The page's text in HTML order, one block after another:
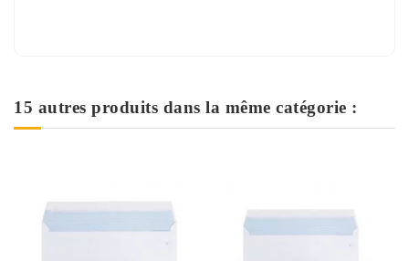
15 autres produits dans la même catégorie :